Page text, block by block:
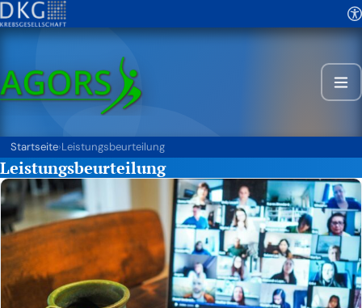
Startseite›Leistungsbeurteilung
Leistungsbeurteilung